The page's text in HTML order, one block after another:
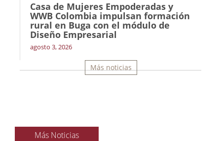
Casa de Mujeres Empoderadas y
WWB Colombia impulsan formación
rural en Buga con el módulo de
Diseño Empresarial
agosto 3, 2026
Más noticias
Más Noticias